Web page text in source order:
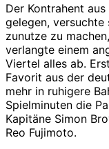
Der Kontrahent
gelegen, versuchte
zunutze zu
verlangte einem
Viertel alles ab.
Favorit aus der
mehr in ruhigere
Spielminuten die
Kapitäne Simon
Reo Fujimoto.